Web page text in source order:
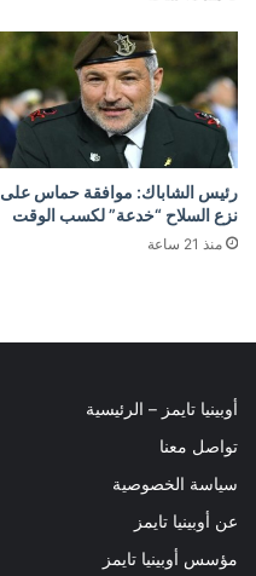
رئيس الشاباك: موافقة حماس على
نزع السلاح “خدعة” لكسب الوقت
منذ 21 ساعة
أوبينيا تايمز – الرئيسية
تواصل معنا
سياسة الخصوصية
عن أوبينيا تايمز
مؤسس أوبينيا تايمز